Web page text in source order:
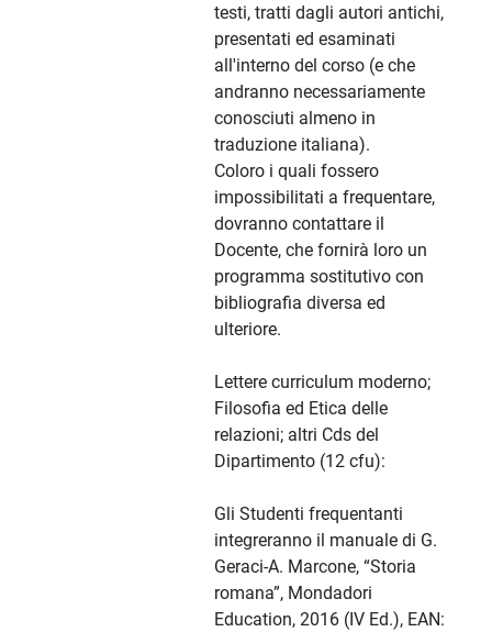
testi, tratti dagli autori antichi,
presentati ed esaminati
all'interno del corso (e che
andranno necessariamente
conosciuti almeno in
traduzione italiana).
Coloro i quali fossero
impossibilitati a frequentare,
dovranno contattare il
Docente, che fornirà loro un
programma sostitutivo con
bibliografia diversa ed
ulteriore.
Lettere curriculum moderno;
Filosofia ed Etica delle
relazioni; altri Cds del
Dipartimento (12 cfu):
Gli Studenti frequentanti
integreranno il manuale di G.
Geraci-A. Marcone, “Storia
romana”, Mondadori
Education, 2016 (IV Ed.), EAN: